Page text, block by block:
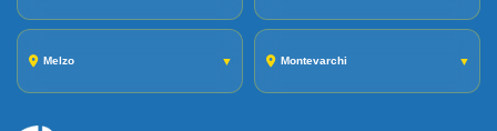
Melzo ▼ Montevarchi ▼